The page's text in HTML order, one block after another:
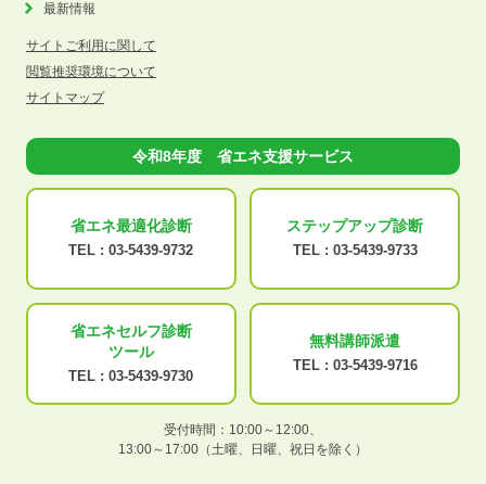
最新情報
サイトご利用に関して
閲覧推奨環境について
サイトマップ
令和8年度 省エネ支援サービス
省エネ最適化診断
TEL : 03-5439-9732
ステップアップ診断
TEL : 03-5439-9733
省エネセルフ診断
ツール
TEL : 03-5439-9730
無料講師派遣
TEL : 03-5439-9716
受付時間：10:00～12:00、
13:00～17:00（土曜、日曜、祝日を除く）